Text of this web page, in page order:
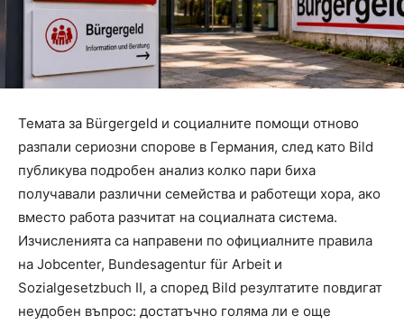
Темата за Bürgergeld и социалните помощи отново
разпали сериозни спорове в Германия, след като Bild
публикува подробен анализ колко пари биха
получавали различни семейства и работещи хора, ако
вместо работа разчитат на социалната система.
Изчисленията са направени по официалните правила
на Jobcenter, Bundesagentur für Arbeit и
Sozialgesetzbuch II, а според Bild резултатите повдигат
неудобен въпрос: достатъчно голяма ли е още